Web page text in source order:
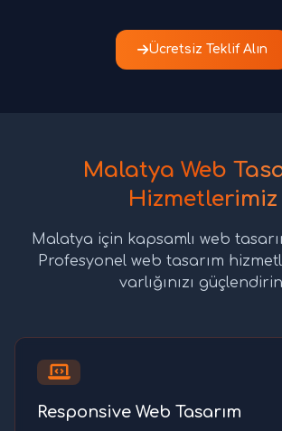
Ücretsiz Teklif Alın
Malatya Web
Hizmetlerimiz
Malatya için kapsamlı web
Profesyonel web tasarım
varlığınızı
Responsive Web Tasarım